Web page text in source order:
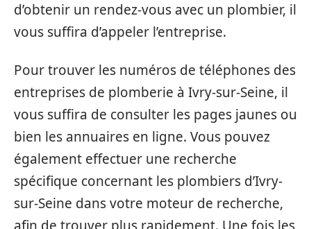
d’obtenir un rendez-vous avec un plombier, il
vous suffira d’appeler l’entreprise.
Pour trouver les numéros de téléphones des
entreprises de plomberie à Ivry-sur-Seine, il
vous suffira de consulter les pages jaunes ou
bien les annuaires en ligne. Vous pouvez
également effectuer une recherche
spécifique concernant les plombiers d’Ivry-
sur-Seine dans votre moteur de recherche,